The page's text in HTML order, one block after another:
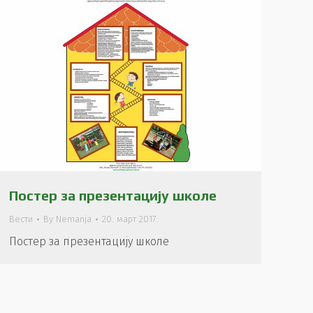
Постер за презентацију школе
Вести By Nemanja 20. март 2017.
Постер за презентацију школе